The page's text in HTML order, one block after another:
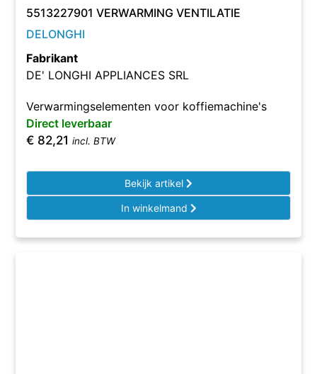
5513227901 VERWARMING VENTILATIE
DELONGHI
Fabrikant
DE' LONGHI APPLIANCES SRL
Verwarmingselementen voor koffiemachine's
Direct leverbaar
€ 82,21 incl. BTW
Bekijk artikel
In winkelmand